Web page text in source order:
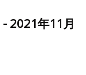
- 2021年11月